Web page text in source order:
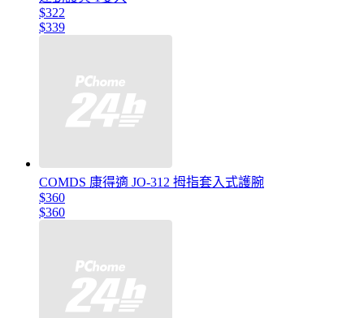
$322
$339
COMDS 康得適 JO-312 拇指套入式護腕
$360
$360